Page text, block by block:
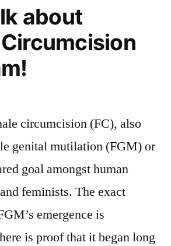
about
circumcision (FC), also
genital mutilation (FGM) or
goal amongst human
feminists. The exact
emergence is
is proof that it began long